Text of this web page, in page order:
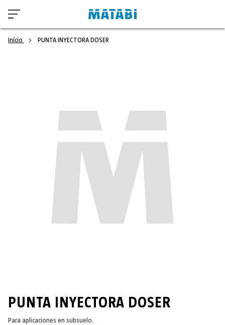
Início PUNTA INYECTORA DOSER
PUNTA INYECTORA DOSER
Para aplicaciones en subsuelo.